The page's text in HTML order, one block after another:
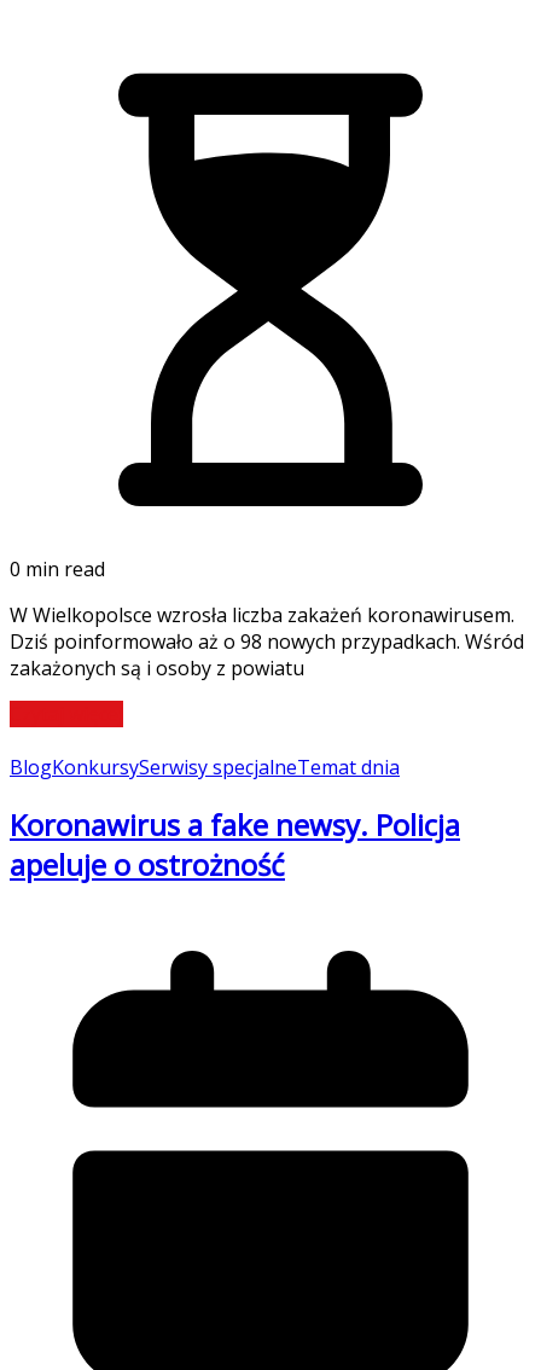
0 min read
W Wielkopolsce wzrosła liczba zakażeń koronawirusem.
Dziś poinformowało aż o 98 nowych przypadkach. Wśród
zakażonych są i osoby z powiatu
BlogKonkursySerwisy specjalneTemat dnia
Koronawirus a fake newsy. Policja
apeluje o ostrożność